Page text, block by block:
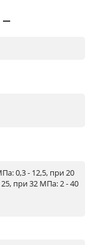
0,3 - 12,5, при 20
при 32 МПа: 2 - 40